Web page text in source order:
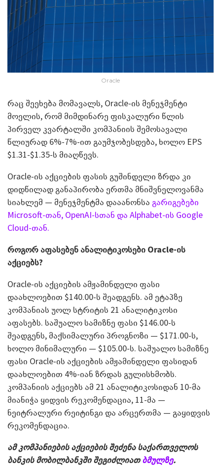
Oracle
რაც შეეხება მომავალს, Oracle-ის მენეჯმენტი
მოელის, რომ მიმდინარე ფისკალური წლის
პირველ კვარტალში კომპანიის შემოსავალი
წლიურად 6%-7%-ით გაუმჯობესდება, ხოლო EPS
$1.31-$1.35-ს მიაღწევს.
Oracle-ის აქციების ფასის გუშინდელი ზრდა კი
დიდწილად განაპირობა ერთმა მნიშვნელოვანმა
სიახლემ — მენეჯმენტმა დააანონსა გარიგებები
Microsoft-თან, OpenAI-სთან და Alphabet-ის Google
Cloud-თან.
როგორ აფასებენ ანალიტიკოსები Oracle-ის
აქციებს?
Oracle-ის აქციების ამჟამინდელი ფასი
დაახლოებით $140.00-ს შეადგენს. ამ ეტაპზე
კომპანიას უოლ სტრიტის 21 ანალიტიკოსი
აფასებს. საშუალო სამიზნე ფასი $146.00-ს
შეადგენს, მაქსიმალური პროგნოზი — $171.00-ს,
ხოლო მინიმალური — $105.00-ს. საშუალო სამიზნე
ფასი Oracle-ის აქციების ამჟამინდელი ფასიდან
დაახლოებით 4%-იან ზრდას გულისხმობს.
კომპანიის აქციებს ამ 21 ანალიტიკოსიდან 10-მა
მიანიჭა ყიდვის რეკომენდაცია, 11-მა —
ნეიტრალური რეიტინგი და არცერთმა — გაყიდვის
რეკომენდაცია.
ამ კომპანიების აქციების შეძენა საქართველოს
ბანკის მობილბანკში შეგიძლიათბმულზე.